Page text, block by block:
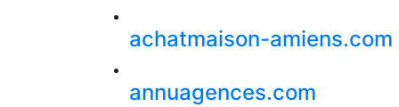
achatmaison-amiens.com
annuagences.com